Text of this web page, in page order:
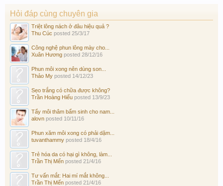
Hỏi đáp cùng chuyên gia
Triệt lông nách ở đâu hiệu quả ?
Thu Cúc posted 25/3/17
Công nghệ phun lông mày cho...
Xuân Hương posted 28/12/16
Phun môi xong nên dùng son...
Thảo My posted 14/12/23
Sẹo trắng có chữa được không?
Trần Hoàng Hiếu posted 13/9/23
Tẩy môi thâm bẩm sinh cho nam...
alovn posted 10/11/16
Phun xăm môi xong có phải dặm...
tuvanthammy posted 18/4/16
Trẻ hóa da có hại gì không, làm...
Trần Thị Mến posted 21/4/16
Tư vấn mắt: Hai mí mắt không...
Trần Thị Mến posted 21/4/16